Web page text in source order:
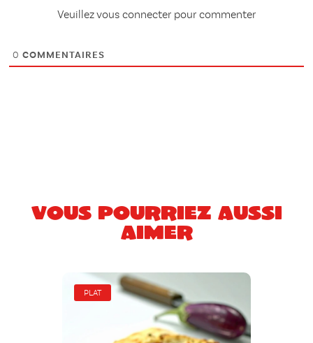
Veuillez vous connecter pour commenter
0 COMMENTAIRES
Vous pourriez aussi
aimer
PLAT